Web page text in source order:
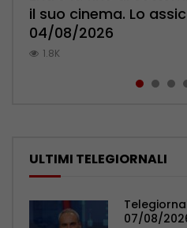
il suo cinema. Lo
04/08/2026
1.8K
l’ambulatorio per
– 06/08/2026
1.1K
Pensionati: più
prossimità – 04/08/
1.1K
Polizia: impegno nel
– 05/08/2026
1K
pronuncia sul
06/08/2026
0.9K
ULTIMI TELEGIORNALI
07/08/